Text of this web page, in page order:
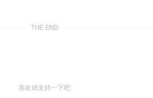
THE END
喜欢就支持一下吧